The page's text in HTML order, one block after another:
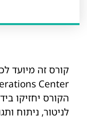
קורס זה מיועד
הקורס יחזיקו
לניטור, ניתוח